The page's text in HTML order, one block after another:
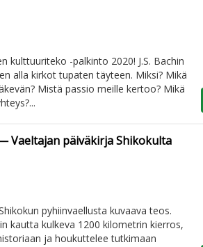
kulttuuriteko -palkinto 2020! J.S. Bachin
alla kirkot tupaten täyteen. Miksi? Mikä
Mistä passio meille kertoo? Mikä
Vaeltajan päiväkirja Shikokulta
pyhiinvaellusta kuvaava teos.
kautta kulkeva 1200 kilometrin kierros,
ja houkuttelee tutkimaan